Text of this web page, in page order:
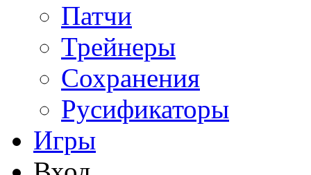
Патчи
Трейнеры
Сохранения
Русификаторы
Игры